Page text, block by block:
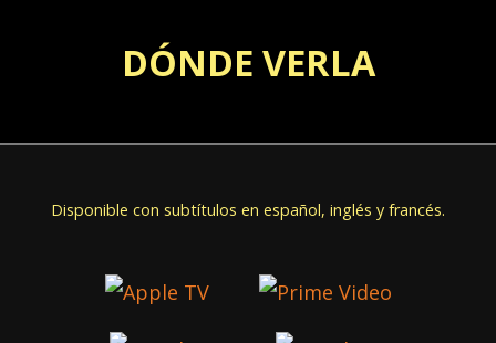
DÓNDE VERLA
Disponible con subtítulos en español, inglés y francés.